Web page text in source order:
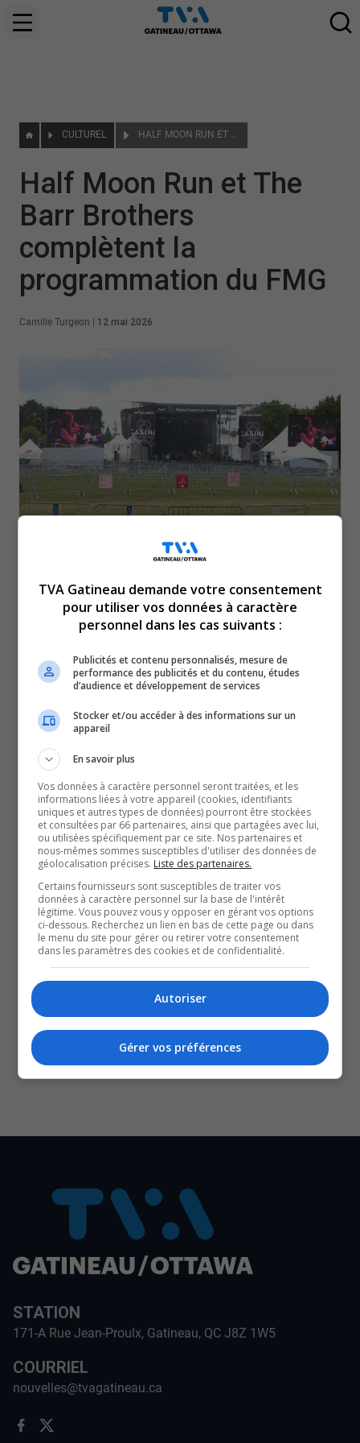
CULTUREL HALF MOON RUN ET THE BARR BROTHERS COMPLÈTENT LA PROGRAMMATION DU FMG
Half Moon Run et The
Barr Brothers
complètent la
programmation du FMG
Camille Turgeon 12 mai 2026
Si la présence de plein d’artistes avait déjà été
annoncée, il manquait toujours à l’appel deux
têtes d’affiche. The Barr Brothers monteront sur
scène le vendredi 4 septembre et Half Moon Run
jouera le samedi 5 septembre. Le Festival de
montgolfières de Gatineau aura lieu du 2 au
6 septembre inclusivement au parc de la Baie.
Procurez-vous vos billets et passeports
ici :Billetterie – FMG | Festival de montgolfières
de Gatineau.
À voir aussi :
Les vedettes du Festival de montgolfières de
Gatineau 2026 dévoilées
« Les voix humaines » : dans le cerveau de Monique
Miller
La ferme Saunders transforme son célèbre verger en
une mer de couleurs
Avec les renseignements de Stéphanie Salomon.
X
CULTURE ET NOTRE ÉCONOMIE
STATION
171-A Rue Jean-Proulx, Gatineau, QC J8Z 1W5
COURRIEL
nouvelles@tvagatineau.ca
TVA Gatineau demande votre consentement
pour utiliser vos données à caractère
personnel dans les cas suivants :
Publicités et contenu personnalisés, mesure de
performance des publicités et du contenu, études
d’audience et développement de services
Stocker et/ou accéder à des informations sur un
appareil
En savoir plus
Vos données à caractère personnel seront traitées, et les
informations liées à votre appareil (cookies, identifiants
uniques et autres types de données) pourront être stockées
et consultées par 66 partenaires, ainsi que partagées avec lui,
ou utilisées spécifiquement par ce site. Nos partenaires et
nous-mêmes sommes susceptibles d'utiliser des données de
géolocalisation précises. Liste des partenaires.
Certains fournisseurs sont susceptibles de traiter vos
données à caractère personnel sur la base de l'intérêt
légitime. Vous pouvez vous y opposer en gérant vos options
ci-dessous. Recherchez un lien en bas de cette page ou dans
le menu du site pour gérer ou retirer votre consentement
dans les paramètres des cookies et de confidentialité.
Autoriser
Gérer vos préférences